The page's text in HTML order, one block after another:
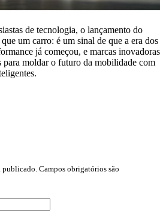
de tecnologia, o lançamento do
um carro: é um sinal de que a era dos
já começou, e marcas inovadoras
para moldar o futuro da mobilidade com
publicado. Campos obrigatórios são